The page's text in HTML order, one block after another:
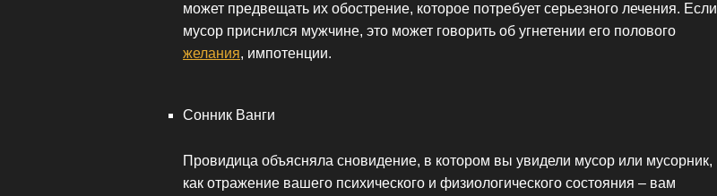
может предвещать их обострение, которое потребует серьезного лечения. Если
мусор приснился мужчине, это может говорить об угнетении его полового
желания, импотенции.
Сонник Ванги
Провидица объясняла сновидение, в котором вы увидели мусор или мусорник,
как отражение вашего психического и физиологического состояния – вам